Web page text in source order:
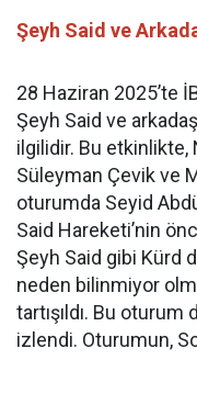
Şeyh Said ve
28 Haziran 2025’te
Şeyh Said ve
ilgilidir. Bu etkinlikte,
Süleyman Çevik ve
oturumda Seyid
Said Hareketi’nin
Şeyh Said gibi Kürd
neden bilinmiyor
tartışıldı. Bu oturum
izlendi. Oturumun,